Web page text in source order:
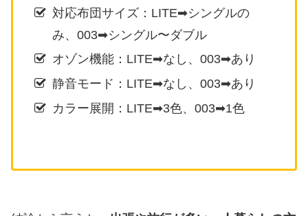
対応布団サイズ：LITE➡シングルの
み、003➡シングル〜ダブル
オゾン機能：LITE➡なし、003➡あり
静音モード：LITE➡なし、003➡あり
カラー展開：LITE➡3色、003➡1色